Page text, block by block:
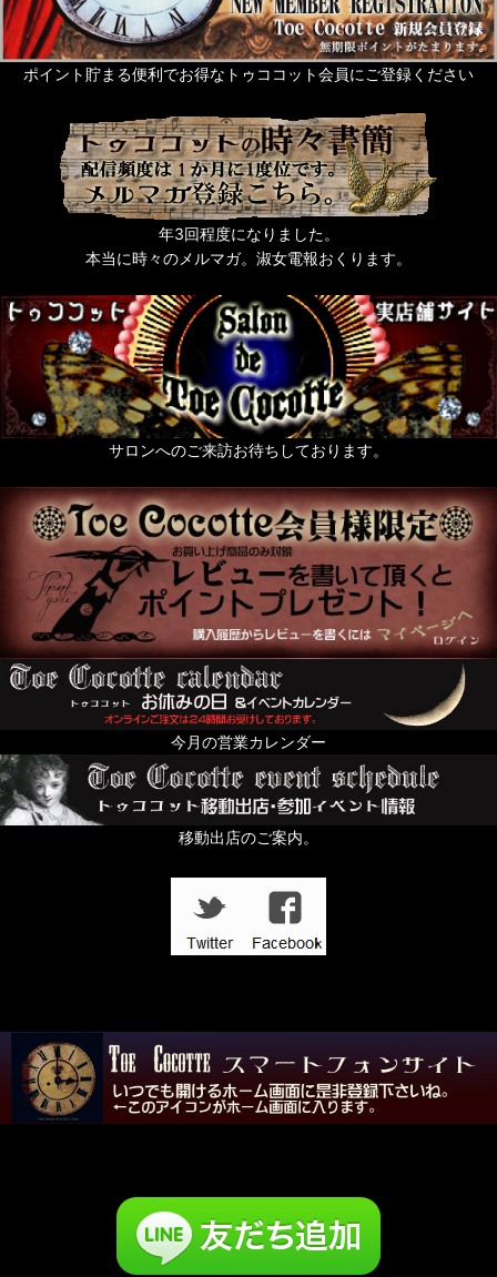
ポイント貯まる便利でお得なトゥココット会員にご登録ください
年3回程度になりました。
本当に時々のメルマガ。淑女電報おくります。
サロンへのご来訪お待ちしております。
今月の営業カレンダー
移動出店のご案内。